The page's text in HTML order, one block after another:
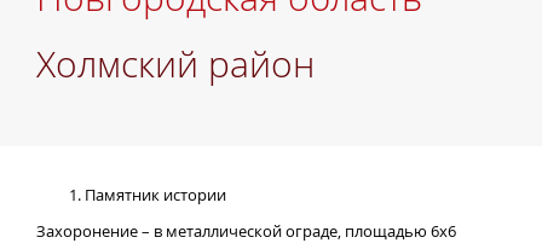
Холмский район
Памятник истории
Захоронение – в металлической ограде, площадью 6х6